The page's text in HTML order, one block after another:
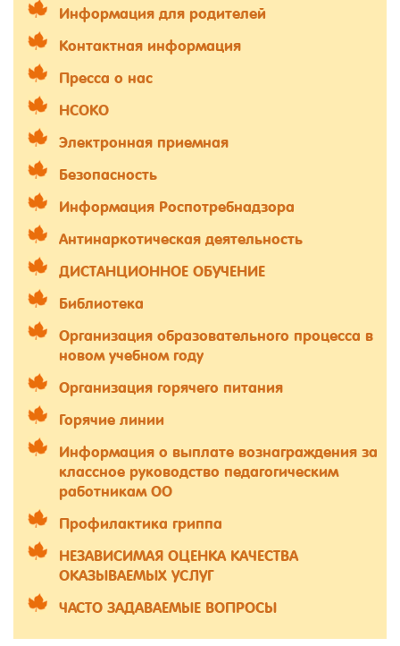
Информация для родителей
Контактная информация
Пресса о нас
НСОКО
Электронная приемная
Безопасность
Информация Роспотребнадзора
Антинаркотическая деятельность
ДИСТАНЦИОННОЕ ОБУЧЕНИЕ
Библиотека
Организация образовательного процесса в
новом учебном году
Организация горячего питания
Горячие линии
Информация о выплате вознаграждения за
классное руководство педагогическим
работникам ОО
Профилактика гриппа
НЕЗАВИСИМАЯ ОЦЕНКА КАЧЕСТВА
ОКАЗЫВАЕМЫХ УСЛУГ
ЧАСТО ЗАДАВАЕМЫЕ ВОПРОСЫ